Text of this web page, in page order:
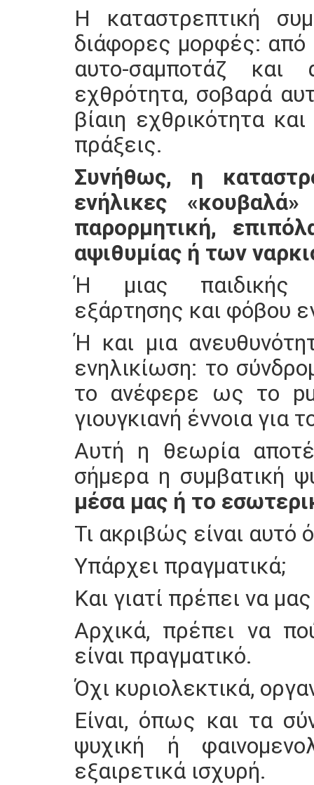
Η καταστρεπτική
διάφορες μορφές: από
αυτο-σαμποτάζ και
εχθρότητα, σοβαρά
βίαιη εχθρικότητα
πράξεις.
Συνήθως, η
ενήλικες
παρορμητική,
αψιθυμίας ή των
Ή μιας παιδικής
εξάρτησης και φόβου
Ή και μια
ενηλικίωση: το
το ανέφερε ως το
γιουγκιανή έννοια για
Αυτή η θεωρία
σήμερα η συμβατική
μέσα μας ή το
Τι ακριβώς είναι αυτό
Υπάρχει πραγματικά;
Και γιατί πρέπει να
Αρχικά, πρέπει να
είναι πραγματικό.
Όχι κυριολεκτικά,
Είναι, όπως και τα
ψυχική ή
εξαιρετικά ισχυρή.